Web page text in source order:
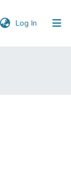
Log In (current)